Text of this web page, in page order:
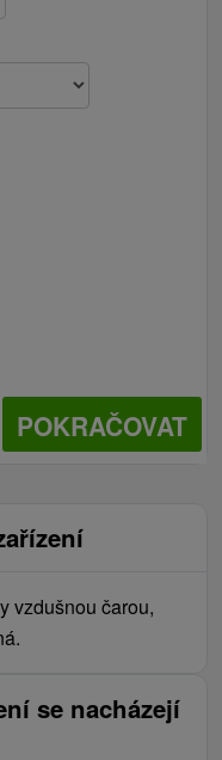
POKRAČOVAT
vzdušnou čarou,
se nacházejí